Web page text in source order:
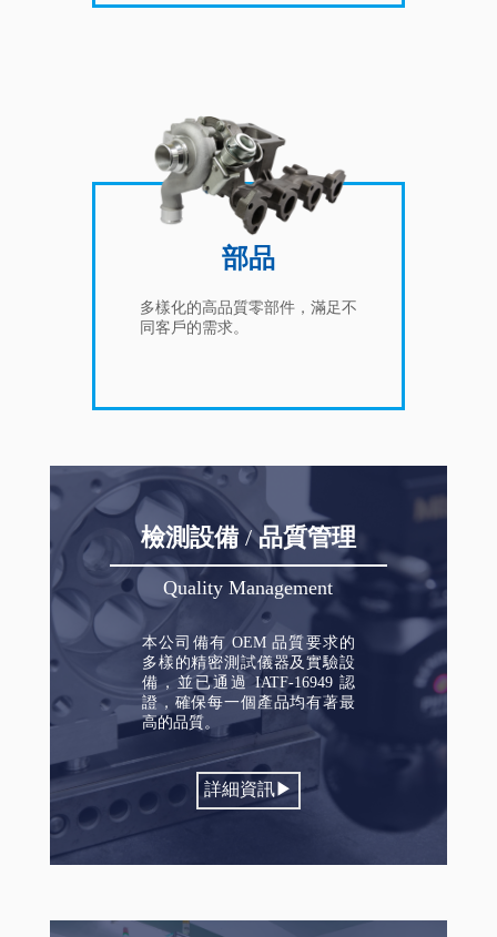
部品
多樣化的高品質零部件，滿足不
同客戶的需求。
檢測設備/品質管理
Quality Management
本公司備有 OEM 品質要求的
多樣的精密測試儀器及實驗設
備，並已通過 IATF-16949 認
證，確保每一個產品均有著最
高的品質。
詳細資訊▶